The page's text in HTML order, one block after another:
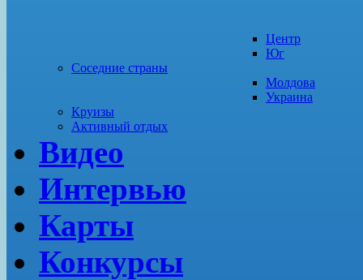
Центр
Юг
Соседние страны
Молдова
Украина
Круизы
Активный отдых
Видео
Интервью
Карты
Конкурсы